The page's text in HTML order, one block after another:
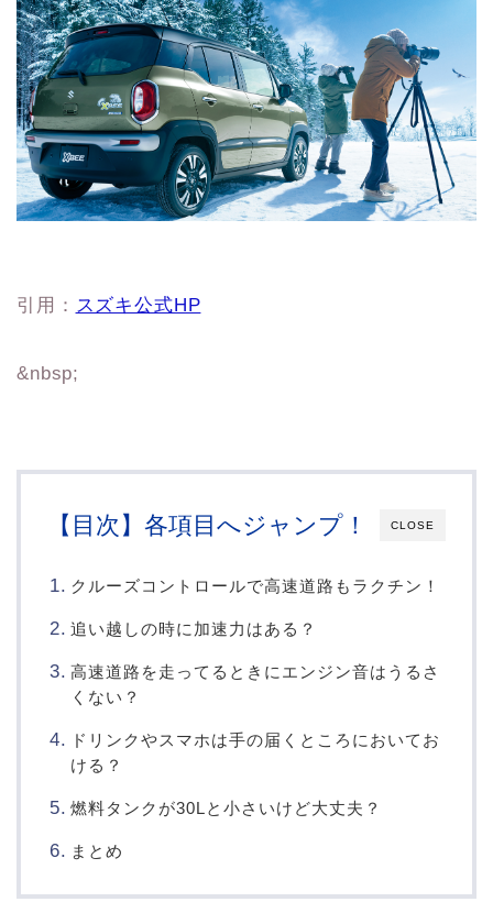
引用： スズキ公式HP
&nbsp;
CLOSE
【目次】各項目へジャンプ！
クルーズコントロールで高速道路もラクチン！
追い越しの時に加速力はある？
高速道路を走ってるときにエンジン音はうるさ
くない？
ドリンクやスマホは手の届くところにおいてお
ける？
燃料タンクが30Lと小さいけど大丈夫？
まとめ